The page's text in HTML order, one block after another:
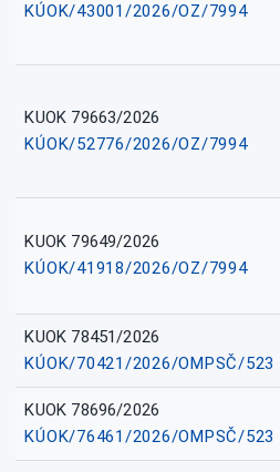
KÚOK/43001/2026/OZ/7994
KUOK 79663/2026
KÚOK/52776/2026/OZ/7994
KUOK 79649/2026
KÚOK/41918/2026/OZ/7994
KUOK 78451/2026
KÚOK/70421/2026/OMPSČ/523
KUOK 78696/2026
KÚOK/76461/2026/OMPSČ/523